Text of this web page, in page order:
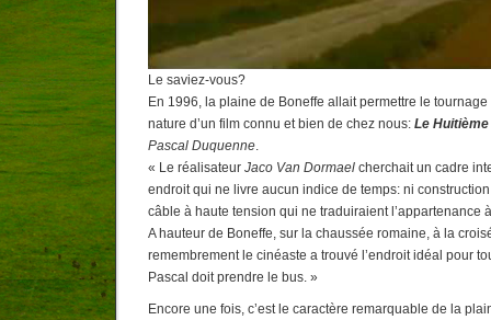
Le saviez-vous?
En 1996, la plaine de Boneffe allait permettre le
nature d’un film connu et bien de chez nous: Le
Pascal Duquenne.
« Le réalisateur Jaco Van Dormael cherchait un cadre
endroit qui ne livre aucun indice de temps: ni
câble à haute tension qui ne traduiraient l’appartenance
A hauteur de Boneffe, sur la chaussée romaine, à la
remembrement le cinéaste a trouvé l’endroit idéal pour
Pascal doit prendre le bus. »
Encore une fois, c’est le caractère remarquable de la